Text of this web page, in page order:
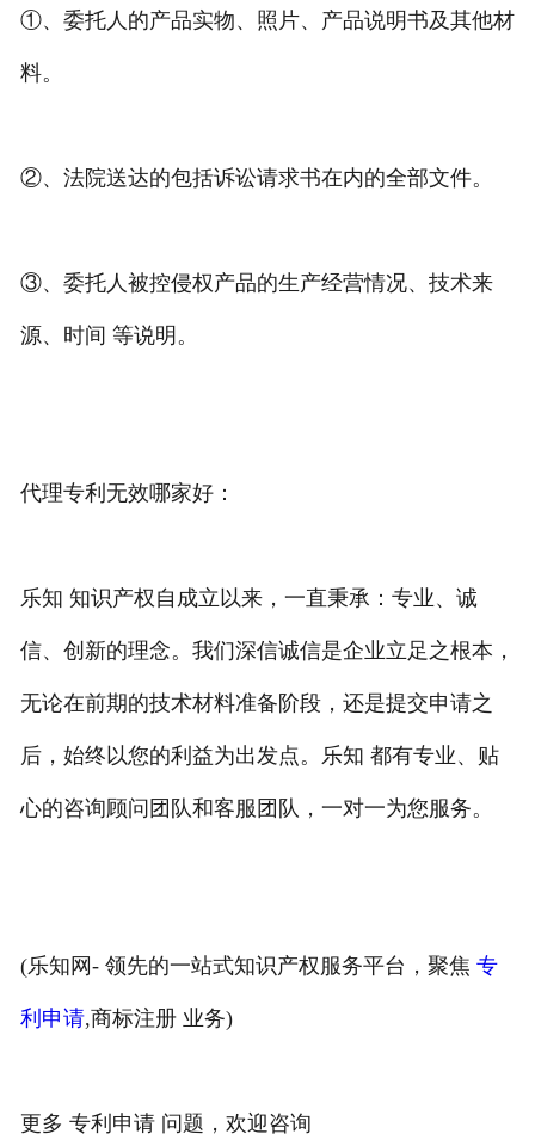
①、委托人的产品实物、照片、产品说明书及其他材
料。
②、法院送达的包括诉讼请求书在内的全部文件。
③、委托人被控侵权产品的生产经营情况、技术来
源、时间 等说明。
代理专利无效哪家好：
乐知 知识产权自成立以来，一直秉承：专业、诚
信、创新的理念。我们深信诚信是企业立足之根本，
无论在前期的技术材料准备阶段，还是提交申请之
后，始终以您的利益为出发点。乐知 都有专业、贴
心的咨询顾问团队和客服团队，一对一为您服务。
(乐知网- 领先的一站式知识产权服务平台，聚焦 专
利申请,商标注册 业务)
更多 专利申请 问题，欢迎咨询